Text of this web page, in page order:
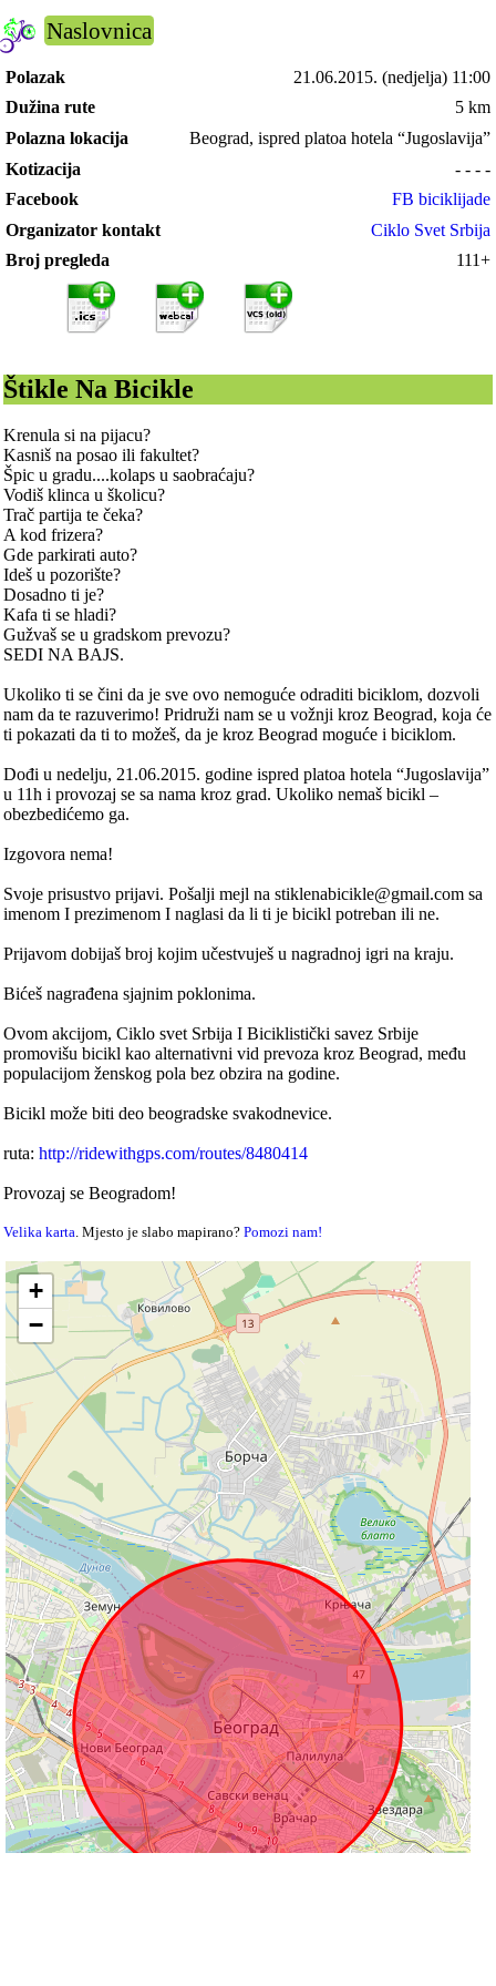
Naslovnica
Polazak 21.06.2015. (nedjelja) 11:00
Dužina rute
5 km
Polazna lokacija
Beograd, ispred platoa hotela “Jugoslavija”
Kotizacija
- - - -
Facebook
FB biciklijade
Organizator kontakt
Ciklo Svet Srbija
Broj pregleda
111+
Štikle Na Bicikle
Krenula si na pijacu?
Kasniš na posao ili fakultet?
Špic u gradu....kolaps u saobraćaju?
Vodiš klinca u školicu?
Trač partija te čeka?
A kod frizera?
Gde parkirati auto?
Ideš u pozorište?
Dosadno ti je?
Kafa ti se hladi?
Gužvaš se u gradskom prevozu?
SEDI NA BAJS.
Ukoliko ti se čini da je sve ovo nemoguće odraditi biciklom, dozvoli
nam da te razuverimo! Pridruži nam se u vožnji kroz Beograd, koja će
ti pokazati da ti to možeš, da je kroz Beograd moguće i biciklom.
Dođi u nedelju, 21.06.2015. godine ispred platoa hotela “Jugoslavija”
u 11h i provozaj se sa nama kroz grad. Ukoliko nemaš bicikl –
obezbedićemo ga.
Izgovora nema!
Svoje prisustvo prijavi. Pošalji mejl na stiklenabicikle@gmail.com sa
imenom I prezimenom I naglasi da li ti je bicikl potreban ili ne.
Prijavom dobijaš broj kojim učestvuješ u nagradnoj igri na kraju.
Bićeš nagrađena sjajnim poklonima.
Ovom akcijom, Ciklo svet Srbija I Biciklistički savez Srbije
promovišu bicikl kao alternativni vid prevoza kroz Beograd, među
populacijom ženskog pola bez obzira na godine.
Bicikl može biti deo beogradske svakodnevice.
ruta:http://ridewithgps.com/routes/8480414
Provozaj se Beogradom!
Velika karta. Mjesto je slabo mapirano?Pomozi nam!
+
−